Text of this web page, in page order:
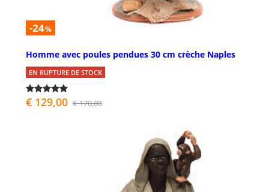
-24%
Homme avec poules pendues 30 cm crèche Naples
EN RUPTURE DE STOCK
€ 129,00 € 170,00